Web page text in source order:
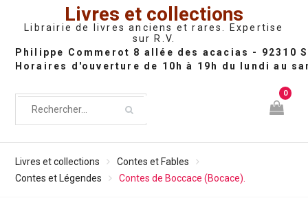
Livres et collections
Librairie de livres anciens et rares. Expertise
sur R.V.
0
Livres et collections
Contes et Fables
Contes et Légendes
Contes de Boccace (Bocace).